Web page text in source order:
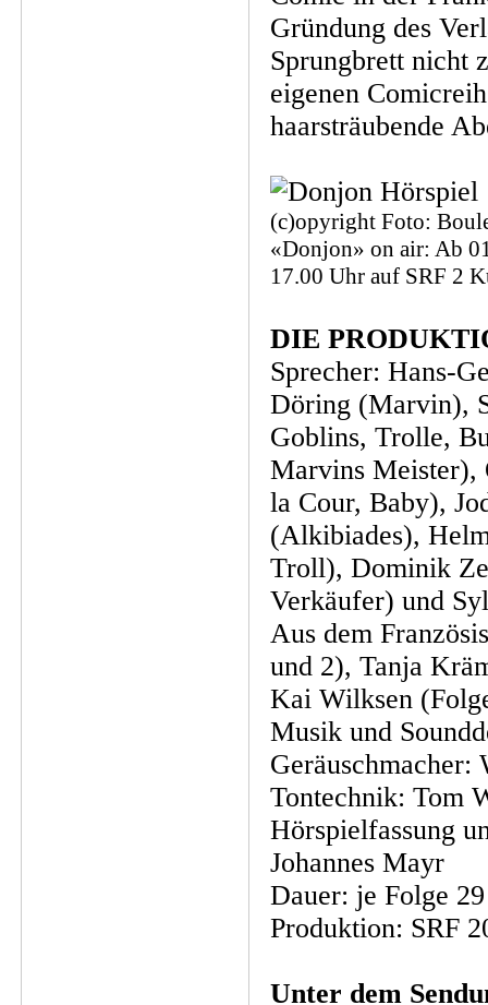
Gründung des
Sprungbrett nicht
eigenen
haarsträubende
(c)opyright Foto:
«Donjon» on air: Ab
17.00 Uhr auf SRF 2
DIE
Sprecher: Hans-
Döring (Marvin),
Goblins, Trolle,
Marvins Meister),
la Cour, Baby),
(Alkibiades),
Troll), Dominik
Verkäufer) und
Aus dem
und 2), Tanja
Kai Wilksen
Musik und
Geräuschmacher:
Tontechnik: Tom
Hörspielfassung
Johannes Mayr
Dauer: je Folge
Produktion: SRF
Unter dem